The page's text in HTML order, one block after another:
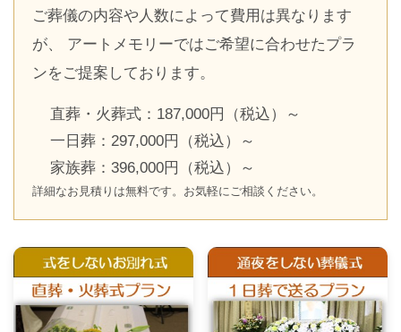
ご葬儀の内容や人数によって費用は異なります
が、 アートメモリーではご希望に合わせたプラ
ンをご提案しております。
直葬・火葬式：187,000円（税込）～
一日葬：297,000円（税込）～
家族葬：396,000円（税込）～
詳細なお見積りは無料です。お気軽にご相談ください。